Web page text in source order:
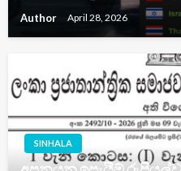
Author April 28, 2026
SINHALA